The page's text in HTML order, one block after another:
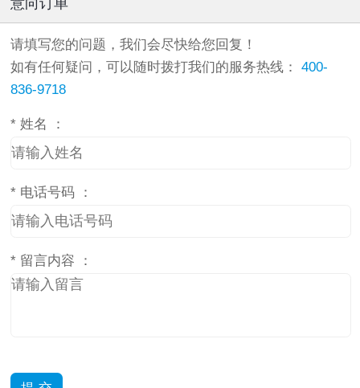
意向订单
请填写您的问题，我们会尽快给您回复！
如有任何疑问，可以随时拨打我们的服务热线： 400-
836-9718
* 姓名 ：
* 电话号码 ：
* 留言内容 ：